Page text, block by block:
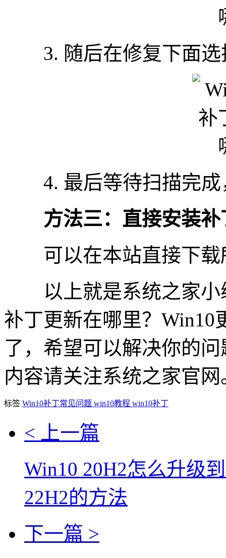
3. 随后在修复下面选
4. 最后等待扫描完成
方法三：直接安装补
可以在本站直接下载
以上就是系统之家小
补丁更新在哪里？Win10
了，希望可以解决你的
内容请关注系统之家官网
标签 Win10补丁常见问题 win10教程 win10补丁
< 上一篇
Win10 20H2怎么升级
22H2的方法
下一篇 >